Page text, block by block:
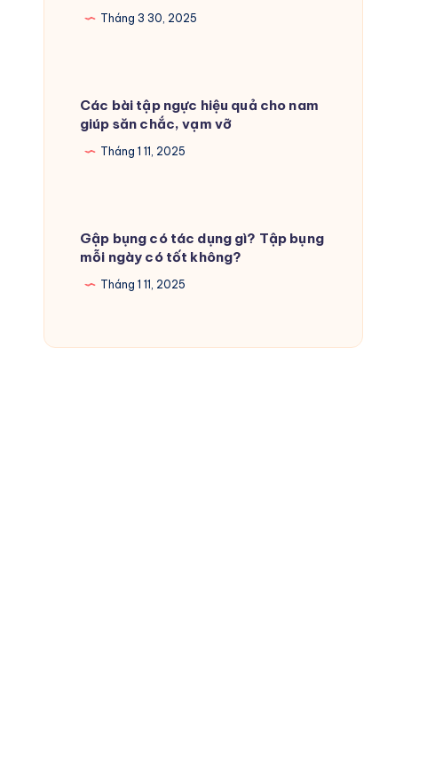
Tháng 3 30, 2025
Các bài tập ngực hiệu quả cho nam
giúp săn chắc, vạm vỡ
Tháng 1 11, 2025
Gập bụng có tác dụng gì? Tập bụng
mỗi ngày có tốt không?
Tháng 1 11, 2025